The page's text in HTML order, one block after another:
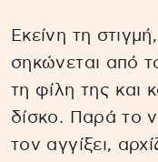
Εκείνη τη
σηκώνεται από
τη φίλη της και
δίσκο. Παρά το
τον αγγίξει,